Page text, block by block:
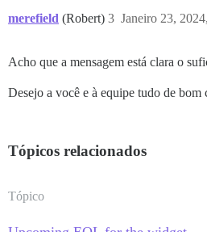
merefield (Robert) Janeiro 23,
3
Acho que a mensagem está clara o
Desejo a você e à equipe tudo de bom
Tópicos relacionados
Tópico